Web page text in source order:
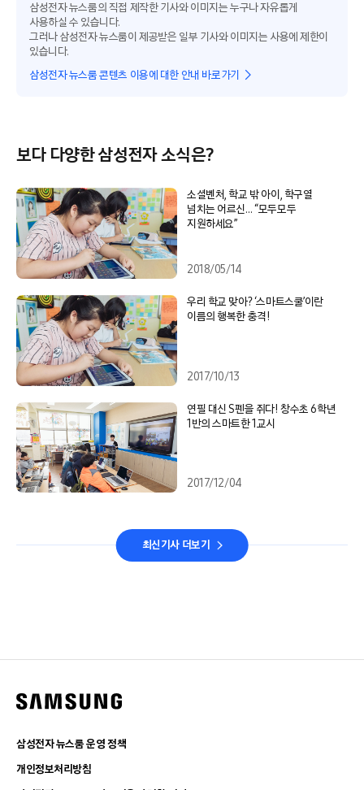
삼성전자 뉴스룸의 직접 제작한 기사와 이미지는 누구나 자유롭게
사용하실 수 있습니다.
그러나 삼성전자 뉴스룸이 제공받은 일부 기사와 이미지는 사용에 제한이
있습니다.
삼성전자 뉴스룸 콘텐츠 이용에 대한 안내 바로가기
보다 다양한 삼성전자 소식은?
소셜벤처, 학교 밖 아이, 학구열
넘치는 어르신… “모두모두
지원하세요”
2018/05/14
우리 학교 맞아? ‘스마트스쿨’이란
이름의 행복한 충격!
2017/10/13
연필 대신 S펜을 쥐다! 창수초 6학년
1반의 스마트한 1교시
2017/12/04
최신기사 더보기
삼성전자 뉴스룸 운영 정책
개인정보처리방침